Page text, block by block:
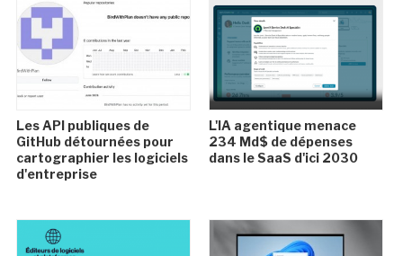
Les API publiques de
GitHub détournées pour
cartographier les logiciels
d'entreprise
L'IA agentique menace
234 Md$ de dépenses
dans le SaaS d'ici 2030